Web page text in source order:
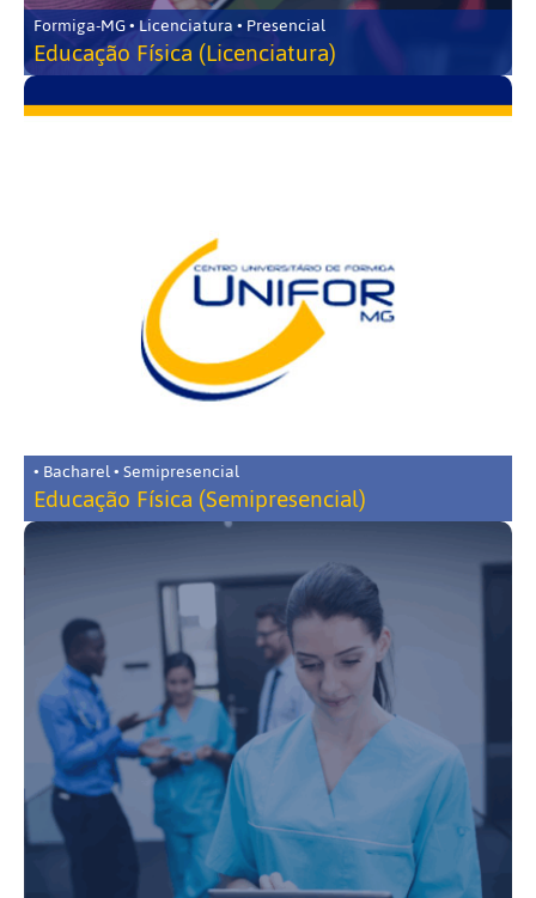
Formiga-MG • Licenciatura • Presencial
Educação Física (Licenciatura)
• Bacharel • Semipresencial
Educação Física (Semipresencial)